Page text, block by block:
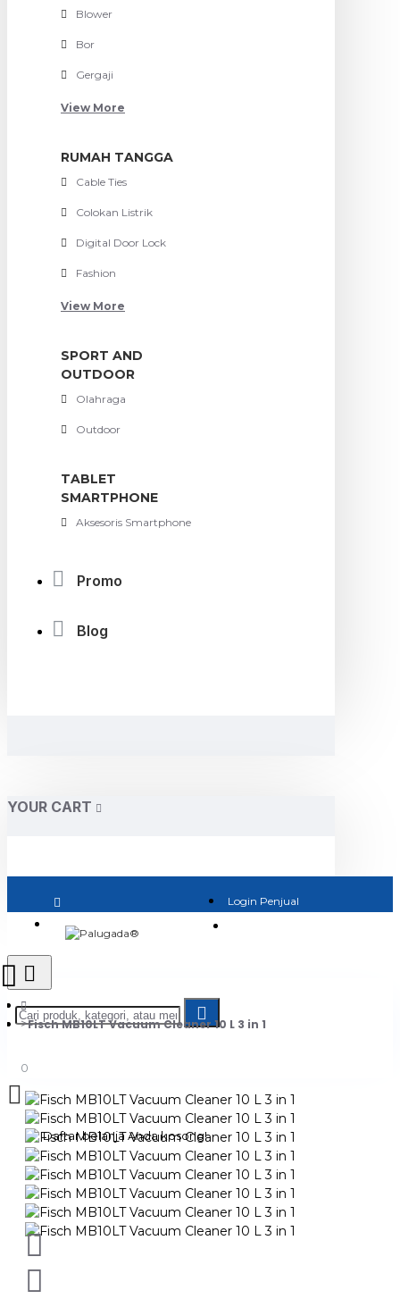
Blower
Bor
Gergaji
View More
RUMAH TANGGA
Cable Ties
Colokan Listrik
Digital Door Lock
Fashion
View More
SPORT AND
OUTDOOR
Olahraga
Outdoor
TABLET
SMARTPHONE
Aksesoris Smartphone
Promo
Blog
YOUR CART
Login Penjual
0
Daftar belanja Anda kosong!
Fisch MB10LT Vacuum Cleaner 10 L 3 in 1